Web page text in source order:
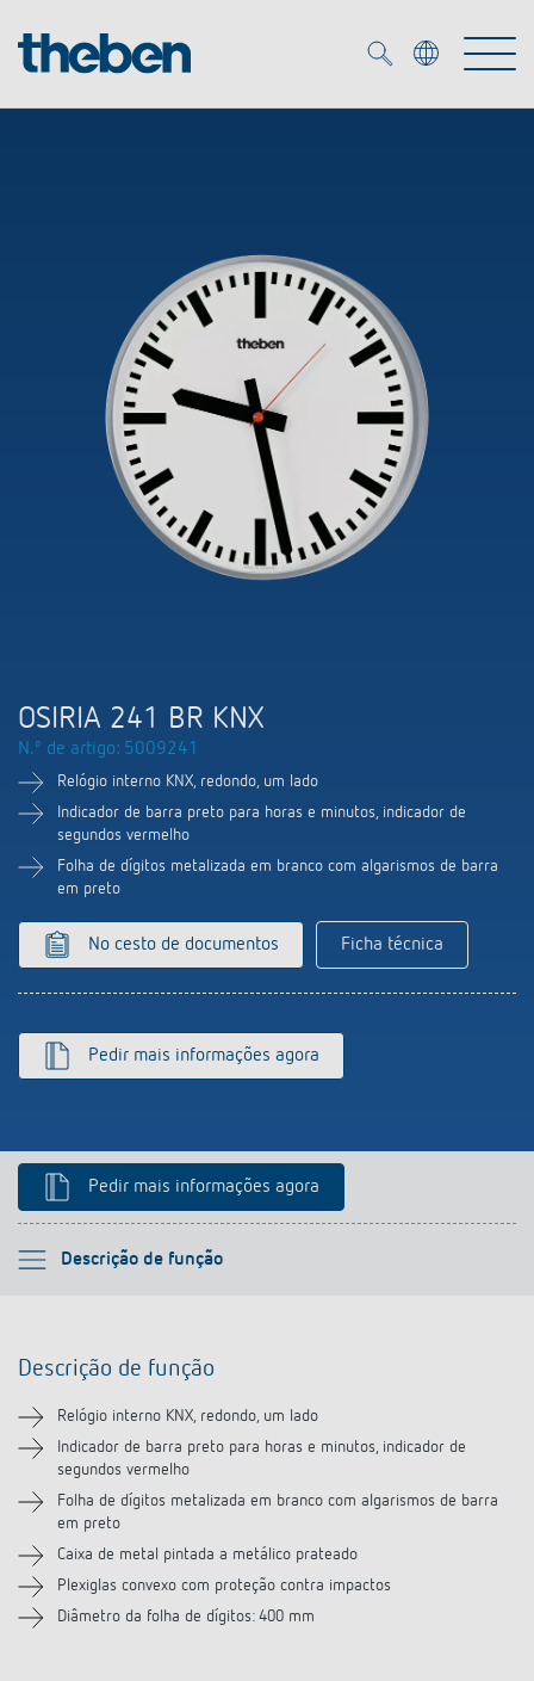
Smart Home
DALI
Detetores de presença e movimentos
Foco LED
Controlo da hora e da luz
Acessórios
Biblioteca de mídia
Seminários técnicos
Sistema de casa inteligente LUXORliving
Projetores de LED
Comutação e regulação de LEDs
Empresa
Theben AG
Informações atuais
Design
Como chegar
Distribuicao global
Pesquisador de produtos
LUXORliving
OSIRIA 241 BR KNX
N.º de artigo: 5009241
Relógio interno KNX, redondo, um lado
Indicador de barra preto para horas e minutos, indicador de
segundos vermelho
Folha de dígitos metalizada em branco com algarismos de barra
em preto
No cesto de documentos Ficha técnica
Pedir mais informações agora
Pedir mais informações agora
Descrição de função
Por favor selecione
Informação técnica
Transferências
Descrição de função
Relógio interno KNX, redondo, um lado
Indicador de barra preto para horas e minutos, indicador de
segundos vermelho
Folha de dígitos metalizada em branco com algarismos de barra
em preto
Caixa de metal pintada a metálico prateado
Plexiglas convexo com proteção contra impactos
Diâmetro da folha de dígitos: 400 mm